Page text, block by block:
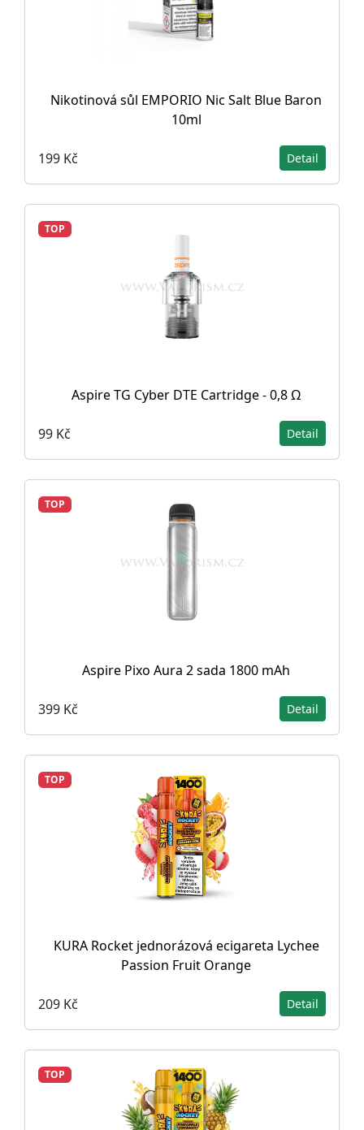
Nikotinová sůl EMPORIO Nic Salt Blue Baron
10ml
199 Kč Detail
TOP
Aspire TG Cyber DTE Cartridge - 0,8 Ω
99 Kč Detail
TOP
Aspire Pixo Aura 2 sada 1800 mAh
399 Kč Detail
TOP
KURA Rocket jednorázová ecigareta Lychee
Passion Fruit Orange
209 Kč Detail
TOP